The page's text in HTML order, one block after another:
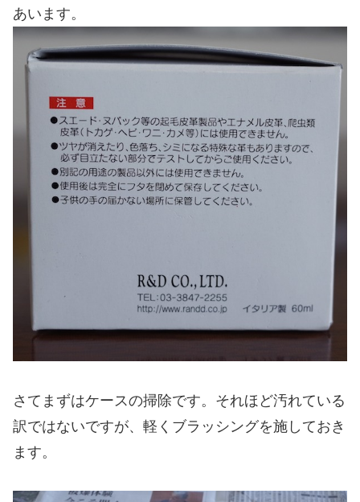
あいます。
さてまずはケースの掃除です。それほど汚れている
訳ではないですが、軽くブラッシングを施しておき
ます。